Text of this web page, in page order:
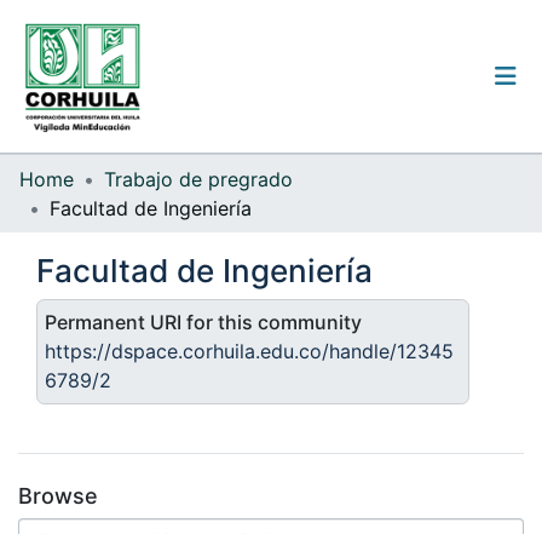
Institutional guidelines
Communities & Collections
All of the repository
Statistics
In
Home
Trabajo de pregrado
Facultad de Ingeniería
Facultad de Ingeniería
Permanent URI for this community
https://dspace.corhuila.edu.co/handle/12345
6789/2
Browse